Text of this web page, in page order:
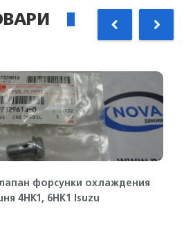
форсунки охлаждения
4HK1, 6HK1 Isuzu